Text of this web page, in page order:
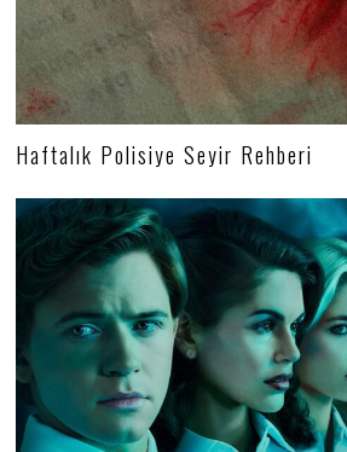
Haftalık Polisiye Seyir Rehberi